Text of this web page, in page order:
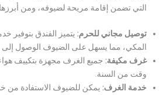
التي تضمن إقامة مريحة لضيوفه، ومن
توصيل مجاني للحرم: يتميز الفندق بتوفير
المكي، مما يسهل على الضيوف الوصول إلى
غرف مكيفة: جميع الغرف مجهزة بتكييف
وقت من السنة.
خدمة الغرف: يمكن للضيوف الاستفادة من